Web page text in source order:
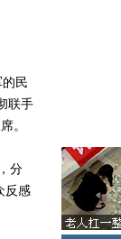
民
联手
。
分
反感